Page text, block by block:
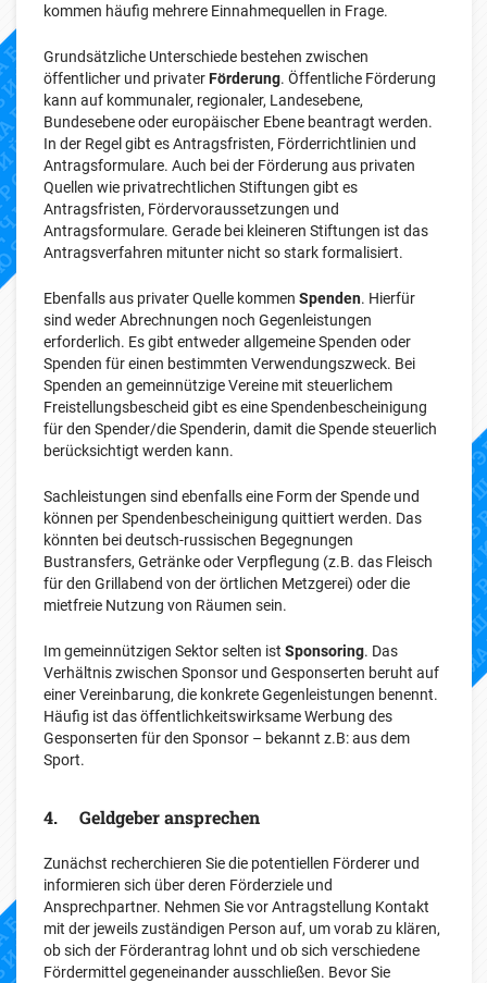
kommen häufig mehrere Einnahmequellen in Frage.
Grundsätzliche Unterschiede bestehen zwischen
öffentlicher und privaterFörderung. Öffentliche Förderung
kann auf kommunaler, regionaler, Landesebene,
Bundesebene oder europäischer Ebene beantragt werden.
In der Regel gibt es Antragsfristen, Förderrichtlinien und
Antragsformulare. Auch bei der Förderung aus privaten
Quellen wie privatrechtlichen Stiftungen gibt es
Antragsfristen, Fördervoraussetzungen und
Antragsformulare. Gerade bei kleineren Stiftungen ist das
Antragsverfahren mitunter nicht so stark formalisiert.
Ebenfalls aus privater Quelle kommen Spenden. Hierfür
sind weder Abrechnungen noch Gegenleistungen
erforderlich. Es gibt entweder allgemeine Spenden oder
Spenden für einen bestimmten Verwendungszweck. Bei
Spenden an gemeinnützige Vereine mit steuerlichem
Freistellungsbescheid gibt es eine Spendenbescheinigung
für den Spender/die Spenderin, damit die Spende steuerlich
berücksichtigt werden kann.
Sachleistungen sind ebenfalls eine Form der Spende und
können per Spendenbescheinigung quittiert werden. Das
könnten bei deutsch-russischen Begegnungen
Bustransfers, Getränke oder Verpflegung (z.B. das Fleisch
für den Grillabend von der örtlichen Metzgerei) oder die
mietfreie Nutzung von Räumen sein.
Im gemeinnützigen Sektor selten ist Sponsoring. Das
Verhältnis zwischen Sponsor und Gesponserten beruht auf
einer Vereinbarung, die konkrete Gegenleistungen benennt.
Häufig ist das öffentlichkeitswirksame Werbung des
Gesponserten für den Sponsor – bekannt z.B: aus dem
Sport.
4. Geldgeber ansprechen
Zunächst recherchieren Sie die potentiellen Förderer und
informieren sich über deren Förderziele und
Ansprechpartner. Nehmen Sie vor Antragstellung Kontakt
mit der jeweils zuständigen Person auf, um vorab zu klären,
ob sich der Förderantrag lohnt und ob sich verschiedene
Fördermittel gegeneinander ausschließen. Bevor Sie